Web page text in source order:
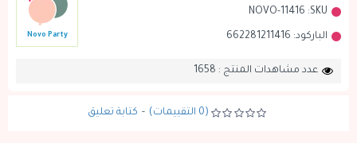
SKU:
NOVO-11416
الباركود: 662281211416
Novo Party
عدد مشاهدات المنتج : 1658
(0 التقييمات) - كتابة تعليق